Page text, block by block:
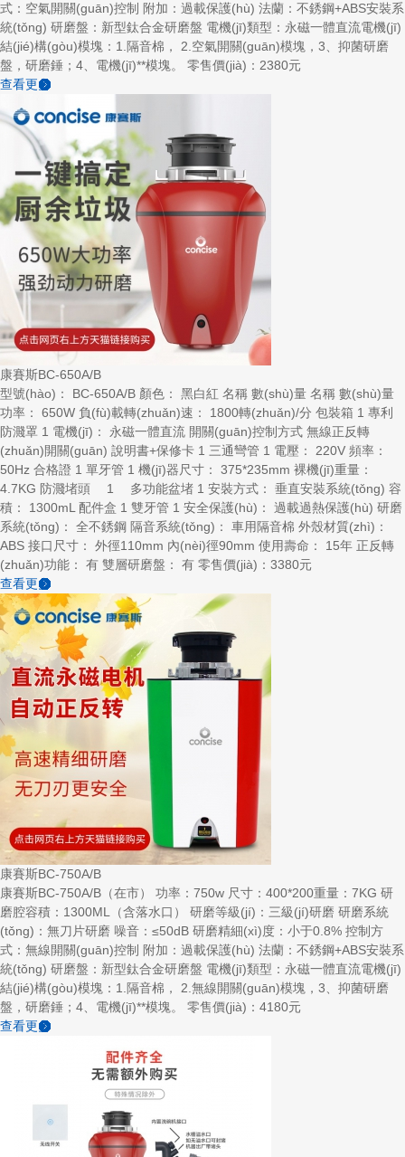
式：空氣開關(guān)控制 附加：過載保護(hù) 法蘭：不銹鋼+ABS安裝系
統(tǒng) 研磨盤：新型鈦合金研磨盤 電機(jī)類型：永磁一體直流電機(jī)
結(jié)構(gòu)模塊：1.隔音棉， 2.空氣開關(guān)模塊，3、抑菌研磨
盤，研磨錘；4、電機(jī)**模塊。 零售價(jià)：2380元
查看更多
康賽斯BC-650A/B
型號(hào)： BC-650A/B 顏色： 黑白紅 名稱 數(shù)量 名稱 數(shù)量
功率： 650W 負(fù)載轉(zhuǎn)速： 1800轉(zhuǎn)/分 包裝箱 1 專利
防濺罩 1 電機(jī)： 永磁一體直流 開關(guān)控制方式 無線正反轉
(zhuǎn)開關(guān) 說明書+保修卡 1 三通彎管 1 電壓： 220V 頻率：
50Hz 合格證 1 單牙管 1 機(jī)器尺寸： 375*235mm 裸機(jī)重量：
4.7KG 防濺堵頭 1 多功能盆堵 1 安裝方式： 垂直安裝系統(tǒng) 容
積： 1300mL 配件盒 1 雙牙管 1 安全保護(hù)： 過載過熱保護(hù) 研磨
系統(tǒng)： 全不銹鋼 隔音系統(tǒng)： 車用隔音棉 外殼材質(zhì)：
ABS 接口尺寸： 外徑110mm 內(nèi)徑90mm 使用壽命： 15年 正反轉
(zhuǎn)功能： 有 雙層研磨盤： 有 零售價(jià)：3380元
查看更多
康賽斯BC-750A/B
康賽斯BC-750A/B（在市） 功率：750w 尺寸：400*200重量：7KG 研
磨腔容積：1300ML（含落水口） 研磨等級(jí)：三級(jí)研磨 研磨系統
(tǒng)：無刀片研磨 噪音：≤50dB 研磨精細(xì)度：小于0.8% 控制方
式：無線開關(guān)控制 附加：過載保護(hù) 法蘭：不銹鋼+ABS安裝系
統(tǒng) 研磨盤：新型鈦合金研磨盤 電機(jī)類型：永磁一體直流電機(jī)
結(jié)構(gòu)模塊：1.隔音棉， 2.無線開關(guān)模塊，3、抑菌研磨
盤，研磨錘；4、電機(jī)**模塊。 零售價(jià)：4180元
查看更多